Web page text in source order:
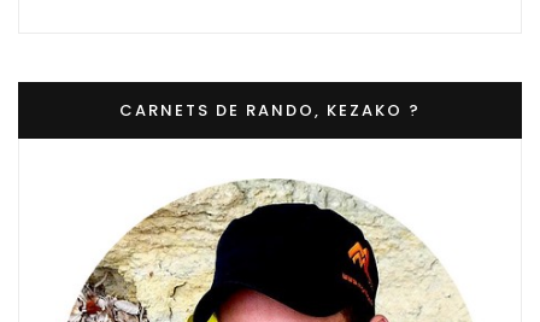
CARNETS DE RANDO, KEZAKO ?